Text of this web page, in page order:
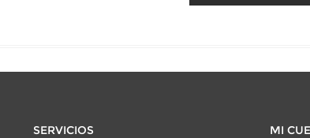
SERVICIOS MI